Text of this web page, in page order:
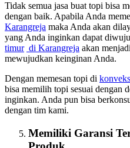
Tidak semua jasa buat topi bisa
dengan baik. Apabila Anda
Karangreja maka Anda akan
yang Anda inginkan dapat
timur di Karangreja akan
mewujudkan keinginan Anda.
Dengan memesan topi di
bisa memilih topi sesuai dengan
inginkan. Anda pun bisa
dengan tim kami.
Memiliki Garansi